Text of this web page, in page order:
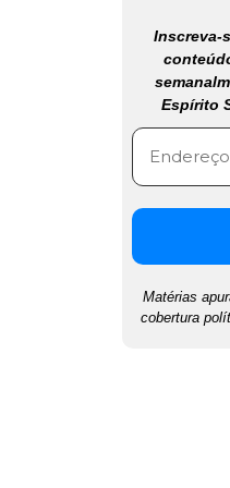
Inscreva-
Espírito
Matérias
cobertura